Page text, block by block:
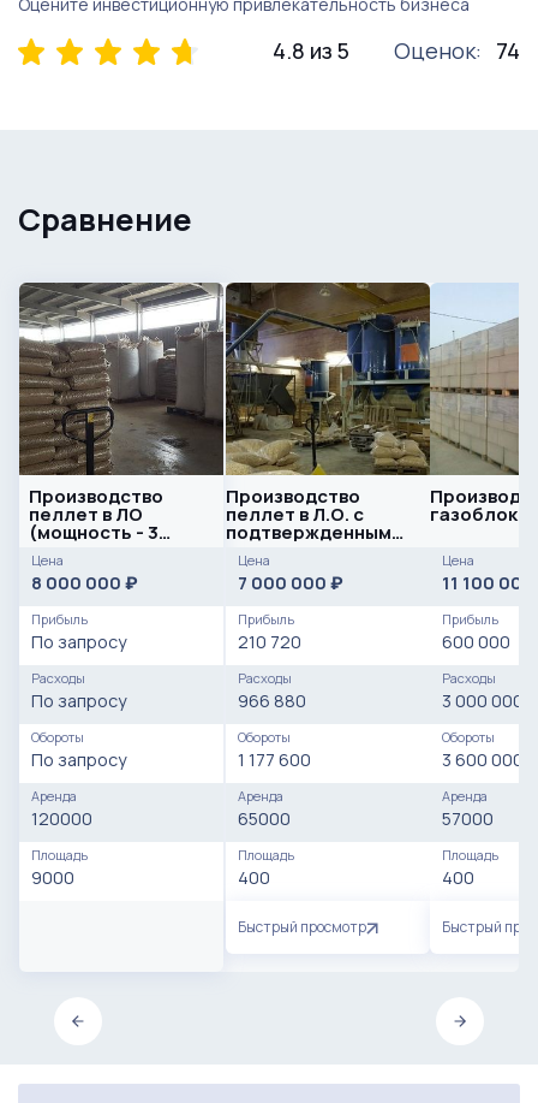
4.8 из 5 Оценок: 74
Сравнение
Производство
пеллет в ЛО
(мощность - 3
тонны/час.)
Цена
8 000 000 ₽
Прибыль
По запросу
Расходы
По запросу
Обороты
По запросу
Аренда
120000
Площадь
9000
Производство
пеллет в Л.О. с
подтвержденным
доходом
Цена
7 000 000 ₽
Прибыль
210 720
Расходы
966 880
Обороты
1 177 600
Аренда
65000
Площадь
400
Быстрый просмотр
газоблоков
Цена
11 100 000
Прибыль
600 000
Расходы
3 000 000
Обороты
3 600 000
Аренда
57000
Площадь
400
Быстрый